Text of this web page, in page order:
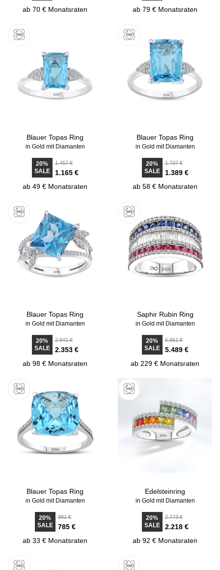
ab 70 € Monatsraten
ab 79 € Monatsraten
Blauer Topas Ring
in Gold mit Diamanten
20%
SALE
1.457 €
1.165 €
ab 49 € Monatsraten
Blauer Topas Ring
in Gold mit Diamanten
20%
SALE
1.737 €
1.389 €
ab 58 € Monatsraten
Blauer Topas Ring
in Gold mit Diamanten
20%
SALE
2.941 €
2.353 €
ab 98 € Monatsraten
Saphir Rubin Ring
in Gold mit Diamanten
20%
SALE
6.861 €
5.489 €
ab 229 € Monatsraten
Blauer Topas Ring
in Gold mit Diamanten
20%
SALE
981 €
785 €
ab 33 € Monatsraten
Edelsteinring
in Gold mit Diamanten
20%
SALE
2.773 €
2.218 €
ab 92 € Monatsraten